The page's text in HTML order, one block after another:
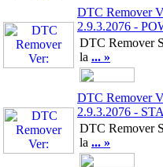
DTC Remover
2.9.3.2076 -
DTC Remover
la ... »
DTC Remover
2.9.3.2076 -
DTC Remover
la ... »